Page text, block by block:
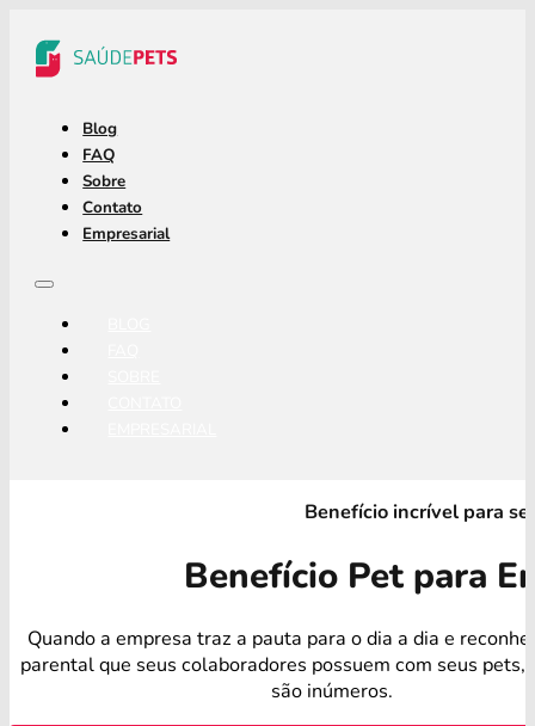
Blog
FAQ
Sobre
Contato
Empresarial
Benefício incrível para
Benefício Pet para
Quando a empresa traz a pauta para o dia a dia e
parental que seus colaboradores possuem com seus pets,
são inúmeros.